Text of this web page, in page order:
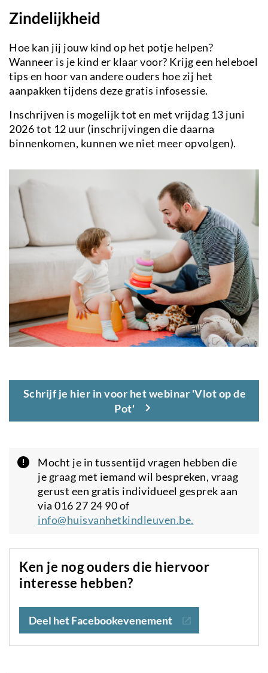
Zindelijkheid
Hoe kan jij jouw kind op het potje helpen?
Wanneer is je kind er klaar voor? Krijg een heleboel
tips en hoor van andere ouders hoe zij het
aanpakken tijdens deze gratis infosessie.
Inschrijven is mogelijk tot en met vrijdag 13 juni
2026 tot 12 uur (inschrijvingen die daarna
binnenkomen, kunnen we niet meer opvolgen).
Schrijf je hier in voor het webinar 'Vlot op de
Pot'
Attention
Mocht je in tussentijd vragen hebben die
je graag met iemand wil bespreken, vraag
gerust een gratis individueel gesprek aan
via 016 27 24 90 of
info@huisvanhetkindleuven.be.
Deel het Facebookevenement
Ken je nog ouders die hiervoor
interesse hebben?